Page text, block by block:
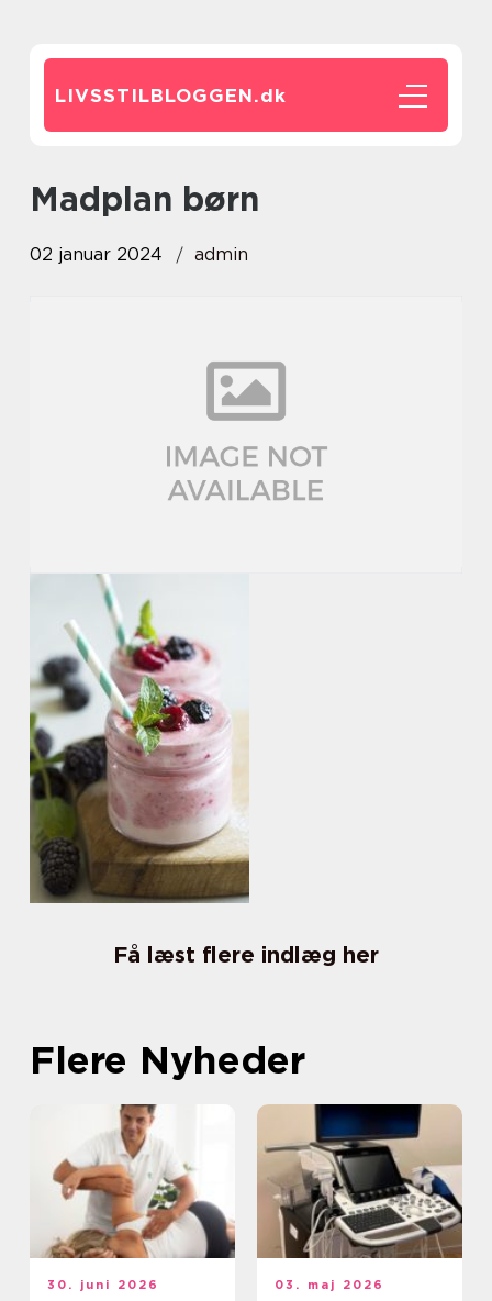
LIVSSTILBLOGGEN.dk
madplan børn
02 januar 2024 admin
Få læst flere indlæg her
Flere Nyheder
30. juni 2026 03. maj 2026